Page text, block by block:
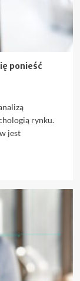
ponieść
rynku.
jest